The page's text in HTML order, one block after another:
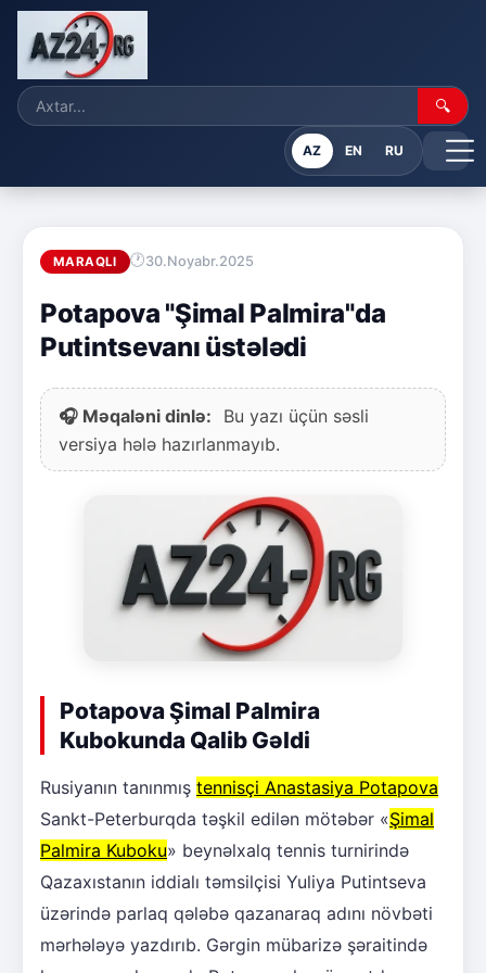
🔍
AZ EN RU
MARAQLI 30.Noyabr.2025
Potapova "Şimal Palmira"da
Putintsevanı üstələdi
🎧 Məqaləni dinlə:
Bu yazı üçün səsli
versiya hələ hazırlanmayıb.
Potapova Şimal Palmira
Kubokunda Qalib Gəldi
Rusiyanın tanınmış tennisçi Anastasiya Potapova
Sankt-Peterburqda təşkil edilən mötəbər «Şimal
Palmira Kuboku» beynəlxalq tennis turnirində
Qazaxıstanın iddialı təmsilçisi Yuliya Putintseva
üzərində parlaq qələbə qazanaraq adını növbəti
mərhələyə yazdırıb. Gərgin mübarizə şəraitində